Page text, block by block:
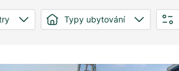
Typy ubytování